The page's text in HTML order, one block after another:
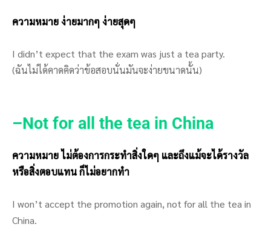
ความหมาย ง่ายมากๆ ง่ายสุดๆ
I didn’t expect that the exam was just a tea party.
(ฉันไม่ได้คาดคิดว่าข้อสอบนั่นมันจะง่ายขนาดนั้น)
–Not for all the tea in China
ความหมาย ไม่ต้องการกระทำสิ่งใดๆ และถึงแม้จะได้รางวัล
หรือสิ่งตอบแทน ก็ไม่อยากทำ
I won’t accept the promotion again, not for all the tea in
China.